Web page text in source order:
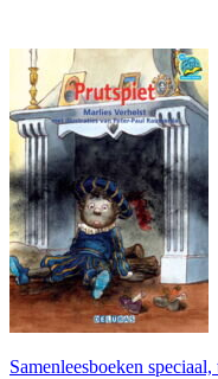
Samenleesboeken